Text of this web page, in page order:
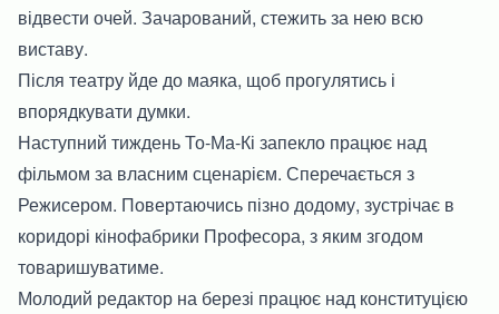
відвести очей. Зачарований, стежить за нею всю
виставу.
Після театру йде до маяка, щоб прогулятись і
впорядкувати думки.
Наступний тиждень То-Ма-Кі запекло працює над
фільмом за власним сценарієм. Сперечається з
Режисером. Повертаючись пізно додому, зустрічає в
коридорі кінофабрики Професора, з яким згодом
товаришуватиме.
Молодий редактор на березі працює над конституцією